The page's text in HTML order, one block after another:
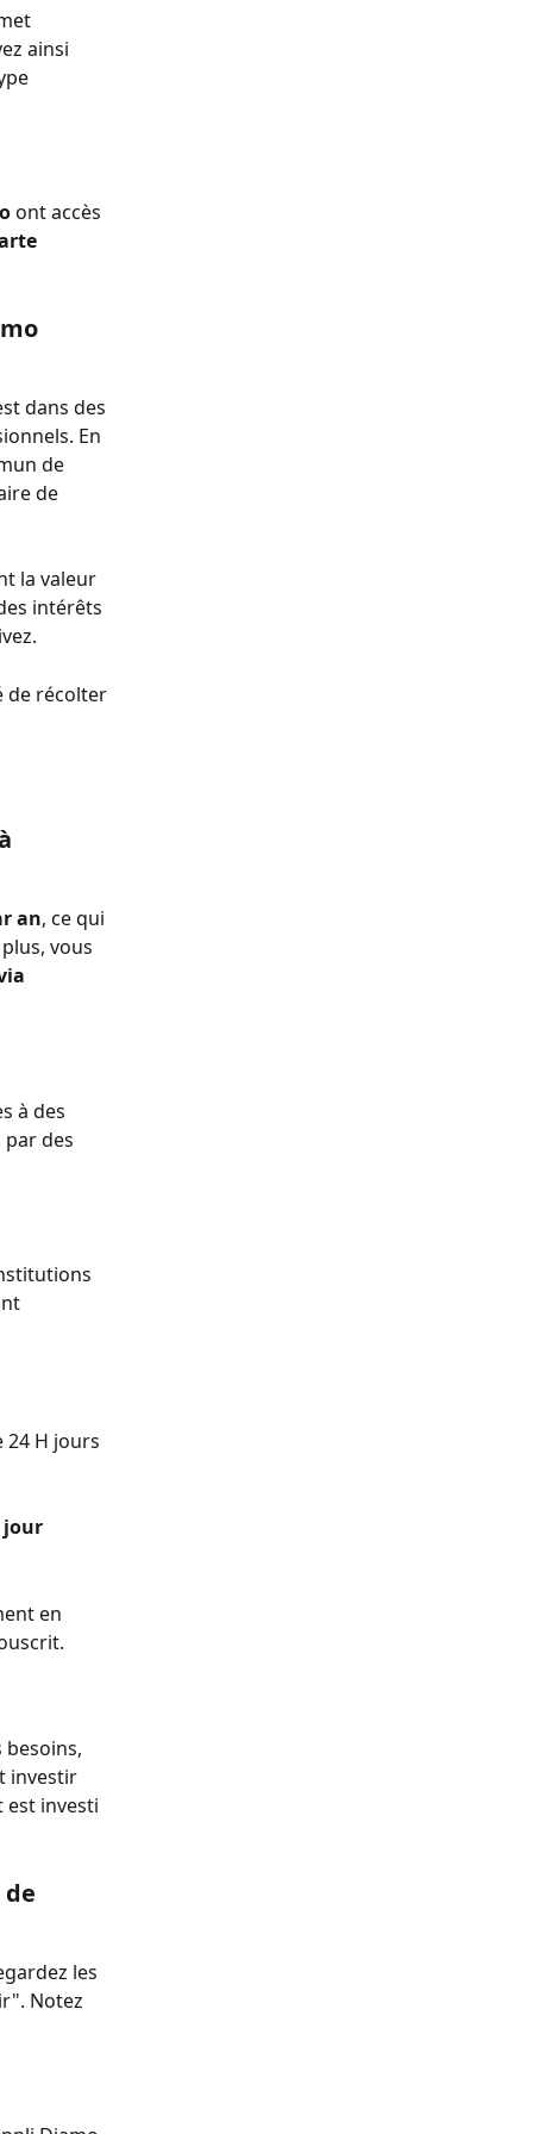
ainsi
ont accès
dans des
En
de
de
la valeur
intérêts
de récolter
an, ce qui
vous
à des
des
24 H jours
jour
en
investir
est investi
les
Notez